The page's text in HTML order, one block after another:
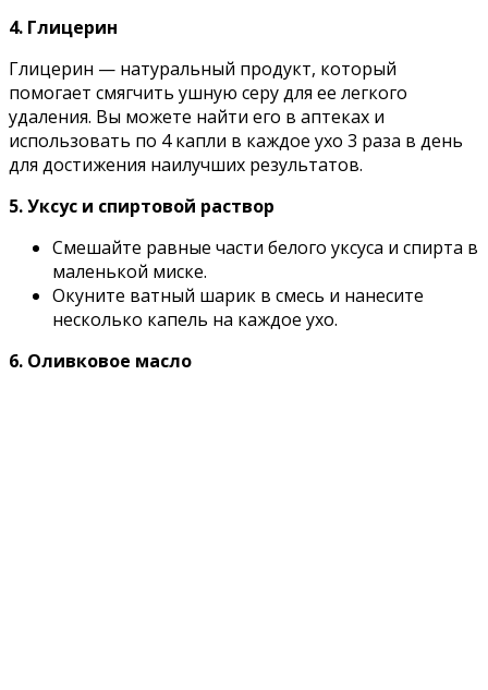
4. Глицерин
Глицерин — натуральный продукт, который
помогает смягчить ушную серу для ее легкого
удаления. Вы можете найти его в аптеках и
использовать по 4 капли в каждое ухо 3 раза в день
для достижения наилучших результатов.
5. Уксус и спиртовой раствор
Смешайте равные части белого уксуса и спирта в
маленькой миске.
Окуните ватный шарик в смесь и нанесите
несколько капель на каждое ухо.
6. Оливковое масло